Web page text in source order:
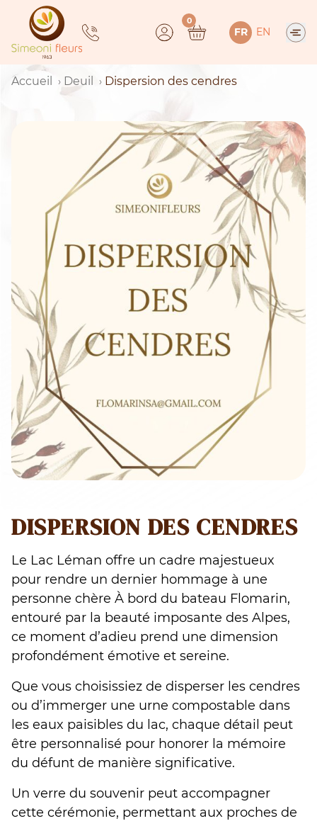
content
0
FR EN
Accueil Deuil Dispersion des cendres
DISPERSION DES CENDRES
Le Lac Léman offre un cadre majestueux
pour rendre un dernier hommage à une
personne chère À bord du bateau Flomarin,
entouré par la beauté imposante des Alpes,
ce moment d’adieu prend une dimension
profondément émotive et sereine.
Que vous choisissiez de disperser les cendres
ou d’immerger une urne compostable dans
les eaux paisibles du lac, chaque détail peut
être personnalisé pour honorer la mémoire
du défunt de manière significative.
Un verre du souvenir peut accompagner
cette cérémonie, permettant aux proches de